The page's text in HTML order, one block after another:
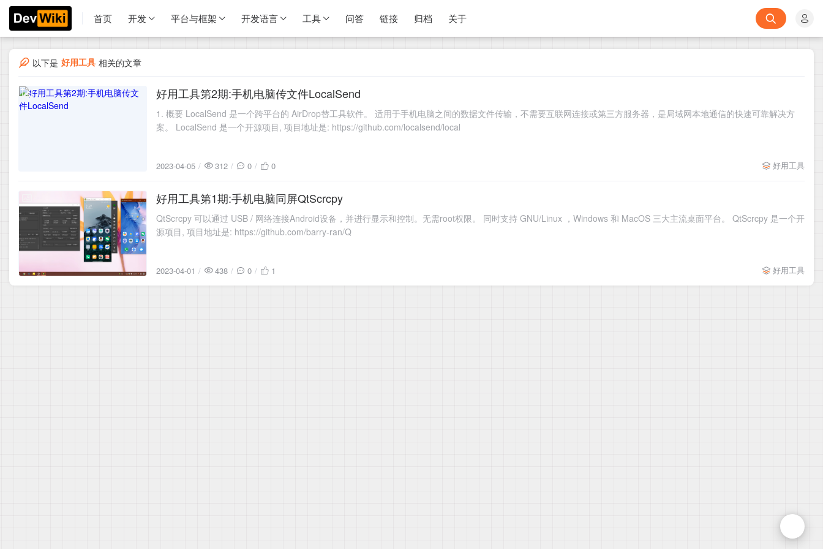
首页 开发 平台与框架 开发语言 工具 问答 链接 归档 关于
以下是 好用工具 相关的文章
2023-04-05
好用工具第2期:手机电脑传文件LocalSend
1. 概要 LocalSend 是一个跨平台的 AirDrop替工具软件。 适用于手机电脑之间的数据文件传输，不需要互联网连接或第三方服务器，是局域网本地通信的快速可靠解决方
案。 LocalSend 是一个开源项目, 项目地址是: https://github.com/localsend/local
2023-04-05 312 0 0 好用工具
2023-04-01
好用工具第1期:手机电脑同屏QtScrcpy
QtScrcpy 可以通过 USB / 网络连接Android设备，并进行显示和控制。无需root权限。 同时支持 GNU/Linux ，Windows 和 MacOS 三大主流桌面平台。 QtScrcpy 是一个开
源项目, 项目地址是: https://github.com/barry-ran/Q
2023-04-01 438 0 1 好用工具